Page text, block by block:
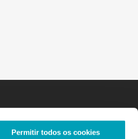
Permitir todos os cookies